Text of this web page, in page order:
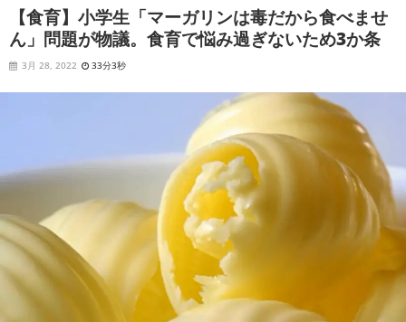
【食育】小学生「マーガリンは毒だから食べませ
ん」問題が物議。食育で悩み過ぎないため3か条
3月 28, 2022 33分3秒